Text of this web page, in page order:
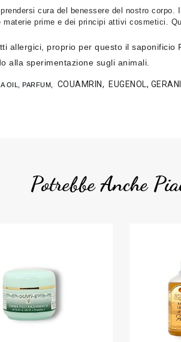
cura del benessere del nostro
prime e dei principi attivi cosmetici.
allergici, proprio per questo il
alla sperimentazione sugli animali.
OIL, PARFUM, COUAMRIN, EUGENOL,
Potrebbe Anche